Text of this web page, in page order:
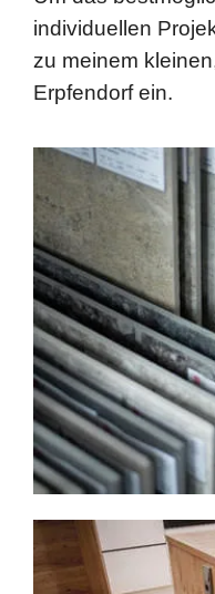
individuellen
zu meinem
Erpfendorf ein.